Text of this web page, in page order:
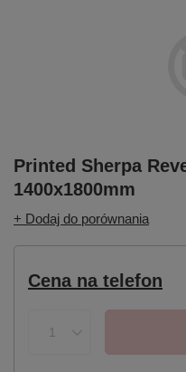
Printed Sherpa
1400x1800mm
+ Dodaj do porównania
Cena na telefon